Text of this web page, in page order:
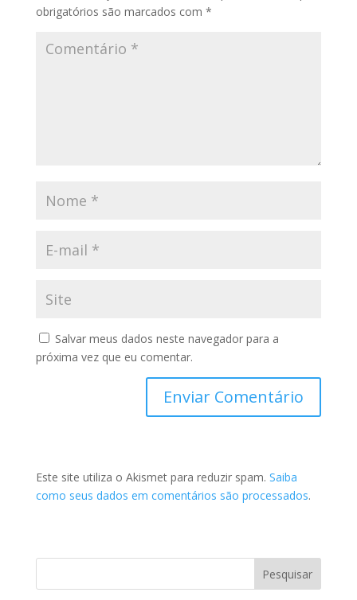
obrigatórios são marcados com *
Salvar meus dados neste navegador para a
próxima vez que eu comentar.
Este site utiliza o Akismet para reduzir spam. Saiba
como seus dados em comentários são processados.